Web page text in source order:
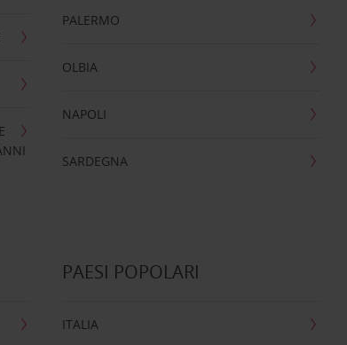
PALERMO
OLBIA
NAPOLI
SARDEGNA
PAESI POPOLARI
ITALIA